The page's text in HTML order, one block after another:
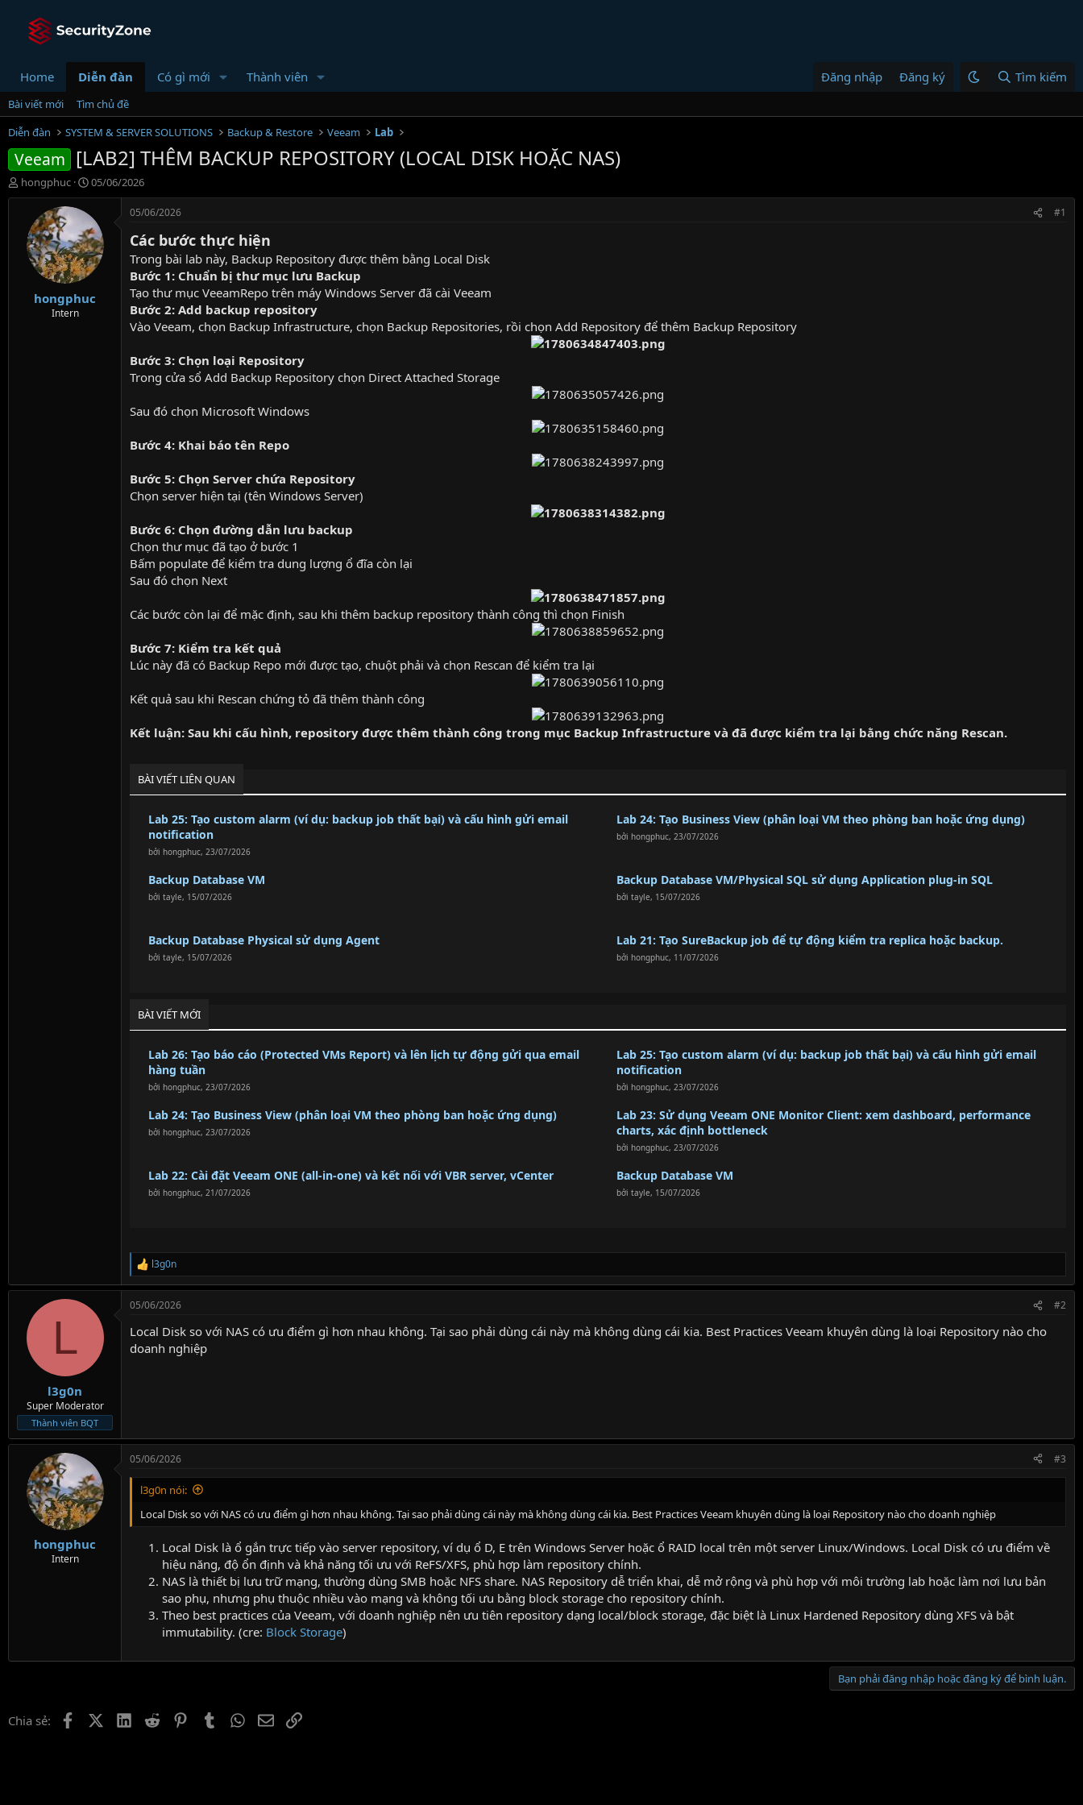
Home Diễn đàn Có gì mới Thành viên Đăng nhập Đăng ký Tìm kiếm
Bài viết mới
Tìm chủ đề
Diễn đàn
SYSTEM & SERVER SOLUTIONS Backup & Restore Veeam Lab
Veeam [LAB2] THÊM BACKUP REPOSITORY (LOCAL DISK HOẶC NAS)
T
h
hongphuc
N
g
y
g
ử
i
05/06/2026
hongphuc
Intern
05/06/2026 #1
Các bước thực hiện
Trong bài lab này, Backup Repository được thêm bằng Local Disk
Bước 1: Chuẩn bị thư mục lưu Backup
Tạo thư mục VeeamRepo trên máy Windows Server đã cài Veeam
Bước 2: Add backup repository
Vào Veeam, chọn Backup Infrastructure, chọn Backup Repositories, rồi chọn Add Repository để thêm Backup Repository
Bước 3: Chọn loại Repository
Trong cửa sổ Add Backup Repository chọn Direct Attached Storage
Sau đó chọn Microsoft Windows
Bước 4: Khai báo tên Repo
Bước 5: Chọn Server chứa Repository
Chọn server hiện tại (tên Windows Server)
Bước 6: Chọn đường dẫn lưu backup
Chọn thư mục đã tạo ở bước 1
Bấm populate để kiểm tra dung lượng ổ đĩa còn lại
Sau đó chọn Next
Các bước còn lại để mặc định, sau khi thêm backup repository thành công thì chọn Finish
Bước 7: Kiểm tra kết quả
Lúc này đã có Backup Repo mới được tạo, chuột phải và chọn Rescan để kiểm tra lại
Kết quả sau khi Rescan chứng tỏ đã thêm thành công
Kết luận: Sau khi cấu hình, repository được thêm thành công trong mục Backup Infrastructure và đã được kiểm tra lại bằng chức năng Rescan.
BÀI VIẾT LIÊN QUAN
Lab 25: Tạo custom alarm (ví dụ: backup job thất bại) và cấu hình gửi email
notification
bởi hongphuc,23/07/2026
Lab 24: Tạo Business View (phân loại VM theo phòng ban hoặc ứng dụng)
bởi hongphuc,23/07/2026
Backup Database VM
bởitayle, 15/07/2026
Backup Database VM/Physical SQL sử dụng Application plug-in SQL
bởitayle, 15/07/2026
Backup Database Physical sử dụng Agent
bởitayle, 15/07/2026
Lab 21: Tạo SureBackup job để tự động kiểm tra replica hoặc backup.
bởi hongphuc, 11/07/2026
BÀI VIẾT MỚI
Lab 26: Tạo báo cáo (Protected VMs Report) và lên lịch tự động gửi qua email
hàng tuần
bởi hongphuc,23/07/2026
Lab 25: Tạo custom alarm (ví dụ: backup job thất bại) và cấu hình gửi email
notification
bởi hongphuc,23/07/2026
Lab 24: Tạo Business View (phân loại VM theo phòng ban hoặc ứng dụng)
bởi hongphuc,23/07/2026
Lab 23: Sử dụng Veeam ONE Monitor Client: xem dashboard, performance
charts, xác định bottleneck
bởi hongphuc,23/07/2026
Lab 22: Cài đặt Veeam ONE (all-in-one) và kết nối với VBR server, vCenter
bởi hongphuc,21/07/2026
Backup Database VM
bởitayle, 15/07/2026
R
e
c
i
o
l3g0n
L
l3g0n
Super Moderator
Thành viên BQT
05/06/2026 #2
Local Disk so với NAS có ưu điểm gì hơn nhau không. Tại sao phải dùng cái này mà không dùng cái kia. Best Practices Veeam khuyên dùng là loại Repository nào cho
doanh nghiệp
hongphuc
Intern
05/06/2026 #3
l3g0n nói:
Local Disk so với NAS có ưu điểm gì hơn nhau không. Tại sao phải dùng cái này mà không dùng cái kia. Best Practices Veeam khuyên dùng là loại Repository nào cho doanh nghiệp
Local Disk là ổ gắn trực tiếp vào server repository, ví dụ ổ D, E trên Windows Server hoặc ổ RAID local trên một server Linux/Windows. Local Disk có ưu điểm về
hiệu năng, độ ổn định và khả năng tối ưu với ReFS/XFS, phù hợp làm repository chính.
NAS là thiết bị lưu trữ mạng, thường dùng SMB hoặc NFS share. NAS Repository dễ triển khai, dễ mở rộng và phù hợp với môi trường lab hoặc làm nơi lưu bản
sao phụ, nhưng phụ thuộc nhiều vào mạng và không tối ưu bằng block storage cho repository chính.
Theo best practices của Veeam, với doanh nghiệp nên ưu tiên repository dạng local/block storage, đặc biệt là Linux Hardened Repository dùng XFS và bật
immutability. (cre: Block Storage)
Bạn phải đăng nhập hoặc đăng ký để bình luận.
Chia sẻ: FacebookX (Twitter)
LinkedIn
Reddit PinterestTumblrWhatsApp
EmailLink